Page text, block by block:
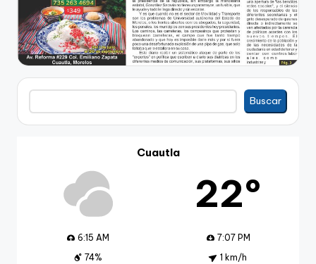
Buscar
Buscar
Cuautla
22º
6:15 AM
7:07 PM
74%
1 km/h